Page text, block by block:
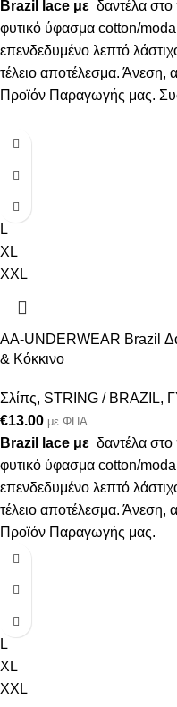
Brazil lace με δαντέλα
φυτικό ύφασμα cotton/
επενδεδυμένο λεπτό
τέλειο αποτέλεσμα. Άνεση,
Προϊόν Παραγωγής μας.
L
XL
XXL
AA-UNDERWEAR Brazil
& Κόκκινο
Σλίπς, STRING / BRAZIL,
€13.00 με ΦΠΑ
Brazil lace με δαντέλα
φυτικό ύφασμα cotton/
επενδεδυμένο λεπτό
τέλειο αποτέλεσμα. Άνεση,
Προϊόν Παραγωγής μας.
L
XL
XXL